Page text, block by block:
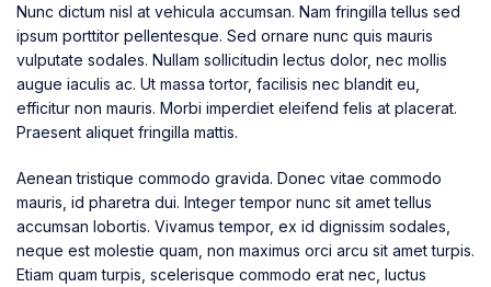
Nunc dictum nisl at vehicula accumsan. Nam fringilla tellus sed
ipsum porttitor pellentesque. Sed ornare nunc quis mauris
vulputate sodales. Nullam sollicitudin lectus dolor, nec mollis
augue iaculis ac. Ut massa tortor, facilisis nec blandit eu,
efficitur non mauris. Morbi imperdiet eleifend felis at placerat.
Praesent aliquet fringilla mattis.
Aenean tristique commodo gravida. Donec vitae commodo
mauris, id pharetra dui. Integer tempor nunc sit amet tellus
accumsan lobortis. Vivamus tempor, ex id dignissim sodales,
neque est molestie quam, non maximus orci arcu sit amet turpis.
Etiam quam turpis, scelerisque commodo erat nec, luctus